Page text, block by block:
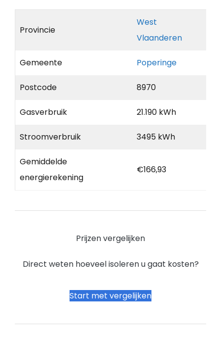
Provincie
West
Vlaanderen
Gemeente Poperinge
Postcode 8970
Gasverbruik 21.190 kWh
Stroomverbruik 3495 kWh
Gemiddelde
energierekening
€166,93
Prijzen vergelijken
Direct weten hoeveel isoleren u gaat kosten?
Start met vergelijken